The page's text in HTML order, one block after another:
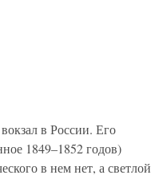
в России. Его
1849–1852 годов)
в нем нет, а светлой